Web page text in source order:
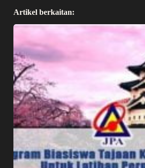
Artikel berkaitan: